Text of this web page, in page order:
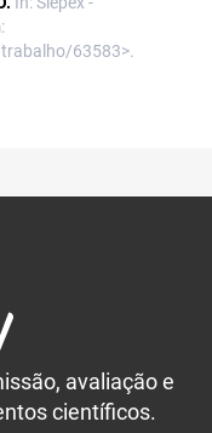
63583>.
avaliação e
científicos.